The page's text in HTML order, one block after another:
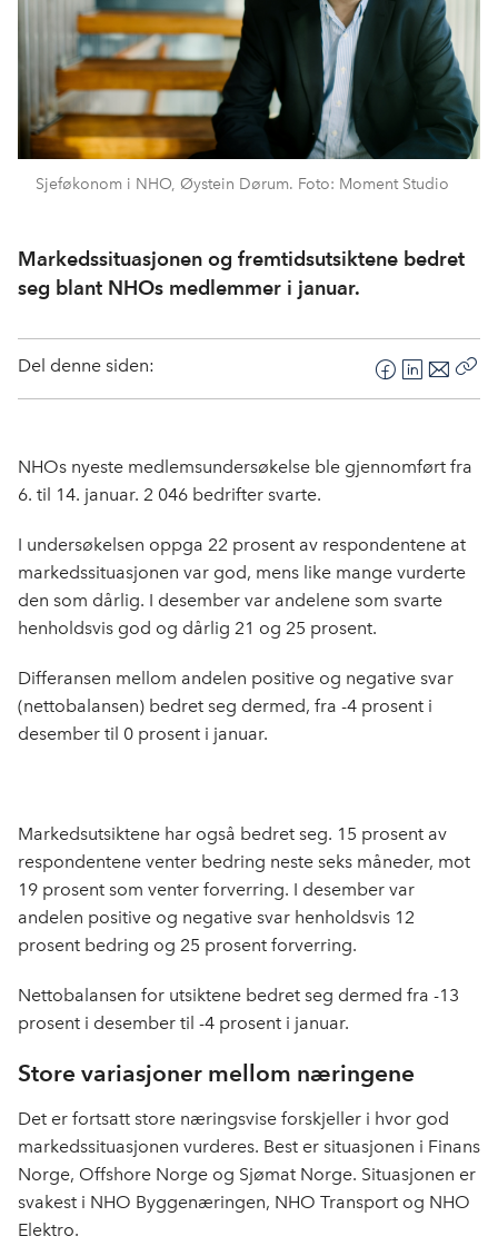
Sjeføkonom i NHO, Øystein Dørum. Foto: Moment Studio
Markedssituasjonen og fremtidsutsiktene bedret
seg blant NHOs medlemmer i januar.
Del denne siden:
F
e
o
k
L
k
I
n
E
o
NHOs nyeste medlemsundersøkelse ble gjennomført fra
6. til 14. januar. 2 046 bedrifter svarte.
I undersøkelsen oppga 22 prosent av respondentene at
markedssituasjonen var god, mens like mange vurderte
den som dårlig. I desember var andelene som svarte
henholdsvis god og dårlig 21 og 25 prosent.
Differansen mellom andelen positive og negative svar
(nettobalansen) bedret seg dermed, fra -4 prosent i
desember til 0 prosent i januar.
Markedsutsiktene har også bedret seg. 15 prosent av
respondentene venter bedring neste seks måneder, mot
19 prosent som venter forverring. I desember var
andelen positive og negative svar henholdsvis 12
prosent bedring og 25 prosent forverring.
Nettobalansen for utsiktene bedret seg dermed fra -13
prosent i desember til -4 prosent i januar.
Store variasjoner mellom næringene
Det er fortsatt store næringsvise forskjeller i hvor god
markedssituasjonen vurderes. Best er situasjonen i Finans
Norge, Offshore Norge og Sjømat Norge. Situasjonen er
svakest i NHO Byggenæringen, NHO Transport og NHO
Elektro.